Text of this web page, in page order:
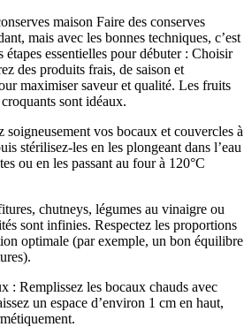
maison Faire des conserves
mais avec les bonnes techniques, c’est
essentielles pour débuter : Choisir
des produits frais, de saison et
maximiser saveur et qualité. Les fruits
sont idéaux.
vos bocaux et couvercles à
stérilisez-les en les plongeant dans l’eau
ou en les passant au four à 120°C
chutneys, légumes au vinaigre ou
sont infinies. Respectez les proportions
optimale (par exemple, un bon équilibre
: Remplissez les bocaux chauds avec
un espace d’environ 1 cm en haut,